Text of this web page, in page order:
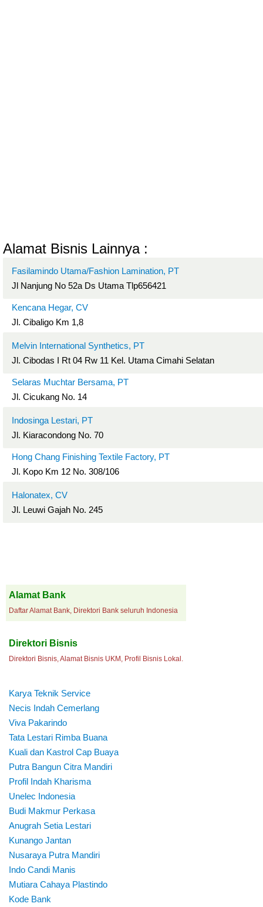
Alamat Bisnis Lainnya :
Fasilamindo Utama/Fashion Lamination, PT
Jl Nanjung No 52a Ds Utama Tlp656421
Kencana Hegar, CV
Jl. Cibaligo Km 1,8
Melvin International Synthetics, PT
Jl. Cibodas I Rt 04 Rw 11 Kel. Utama Cimahi Selatan
Selaras Muchtar Bersama, PT
Jl. Cicukang No. 14
Indosinga Lestari, PT
Jl. Kiaracondong No. 70
Hong Chang Finishing Textile Factory, PT
Jl. Kopo Km 12 No. 308/106
Halonatex, CV
Jl. Leuwi Gajah No. 245
Alamat Bank
Daftar Alamat Bank, Direktori Bank seluruh Indonesia
Direktori Bisnis
Direktori Bisnis, Alamat Bisnis UKM, Profil Bisnis Lokal.
Karya Teknik Service
Necis Indah Cemerlang
Viva Pakarindo
Tata Lestari Rimba Buana
Kuali dan Kastrol Cap Buaya
Putra Bangun Citra Mandiri
Profil Indah Kharisma
Unelec Indonesia
Budi Makmur Perkasa
Anugrah Setia Lestari
Kunango Jantan
Nusaraya Putra Mandiri
Indo Candi Manis
Mutiara Cahaya Plastindo
Kode Bank